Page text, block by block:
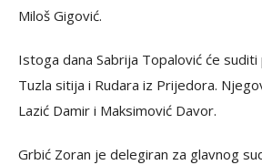
Miloš Gigović.
Istoga dana Sabrija Topalović će suditi
Tuzla sitija i Rudara iz Prijedora.
Lazić Damir i Maksimović Davor.
Grbić Zoran je delegiran za glavnog